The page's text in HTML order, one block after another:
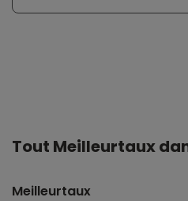
Tout Meilleurtaux
Meilleurtaux